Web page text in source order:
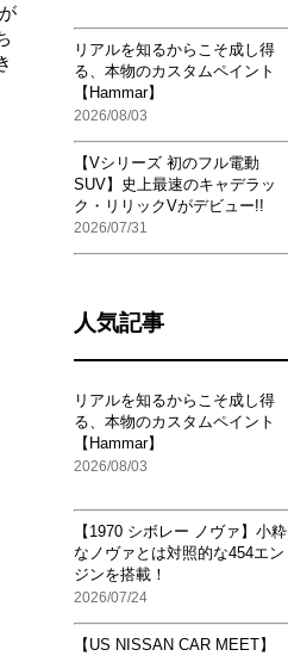
リアルを知るからこそ成し得
る、本物のカスタムペイント
【Hammar】
2026/08/03
【Vシリーズ 初のフル電動
SUV】史上最速のキャデラッ
ク・リリックVがデビュー!!
2026/07/31
人気記事
リアルを知るからこそ成し得
る、本物のカスタムペイント
【Hammar】
2026/08/03
【1970 シボレー ノヴァ】小粋
なノヴァとは対照的な454エン
ジンを搭載！
2026/07/24
【US NISSAN CAR MEET】